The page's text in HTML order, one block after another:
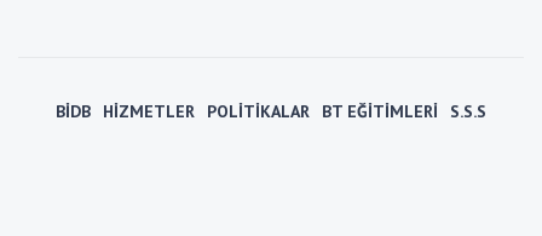
BİDB HİZMETLER POLİTİKALAR BT EĞİTİMLERİ S.S.S